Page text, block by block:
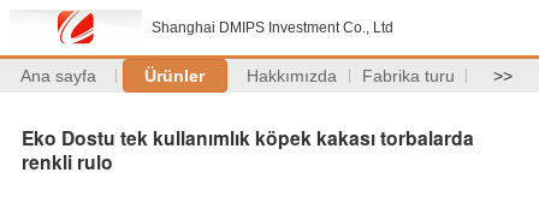
Shanghai DMIPS Investment Co., Ltd
Ana sayfa Ürünler Hakkımızda Fabrika turu >>
Eko Dostu tek kullanımlık köpek kakası torbalarda
renkli rulo